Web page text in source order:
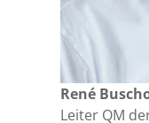
René
Leiter QM